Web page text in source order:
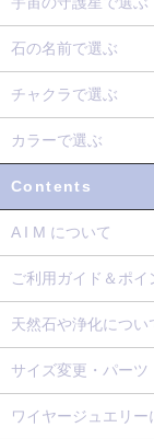
石の名前で選ぶ
チャクラで選ぶ
カラーで選ぶ
Contents
A I M について
ご利用ガイド＆ポイ
天然石や浄化につい
サイズ変更・パー
ワイヤージュエリ